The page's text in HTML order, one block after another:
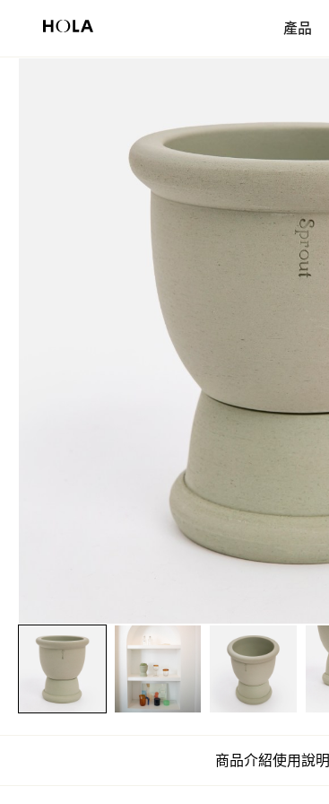
產品
商品介紹使用說明